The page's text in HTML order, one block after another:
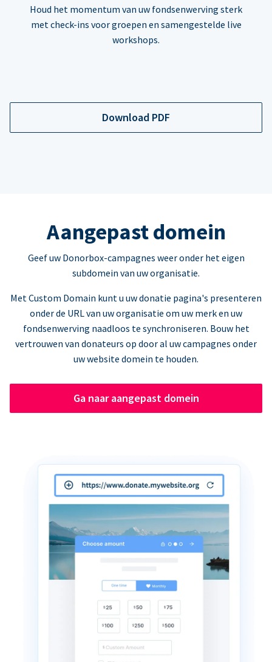
Houd het momentum van uw fondsenwerving sterk
met check-ins voor groepen en samengestelde live
workshops.
Download PDF
Aangepast domein
Geef uw Donorbox-campagnes weer onder het eigen
subdomein van uw organisatie.
Met Custom Domain kunt u uw donatie pagina's presenteren
onder de URL van uw organisatie om uw merk en uw
fondsenwerving naadloos te synchroniseren. Bouw het
vertrouwen van donateurs op door al uw campagnes onder
uw website domein te houden.
Ga naar aangepast domein